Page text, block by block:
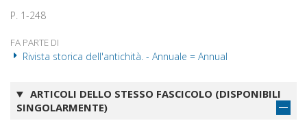
P. 1-248
FA PARTE DI
Rivista storica dell'antichità. - Annuale = Annual
ARTICOLI DELLO STESSO FASCICOLO (DISPONIBILI
SINGOLARMENTE)